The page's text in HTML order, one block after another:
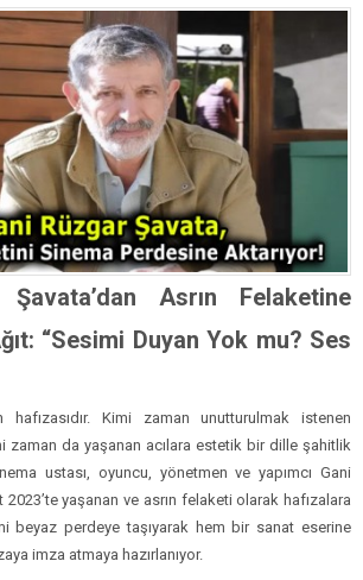
Asrın Felaketine
“Sesimi Duyan Yok mu? Ses
Kimi zaman unutturulmak istenen
zaman da yaşanan acılara estetik bir dille şahitlik
ustası, oyuncu, yönetmen ve yapımcı Gani
yaşanan ve asrın felaketi olarak hafızalara
beyaz perdeye taşıyarak hem bir sanat eserine
imza atmaya hazırlanıyor.